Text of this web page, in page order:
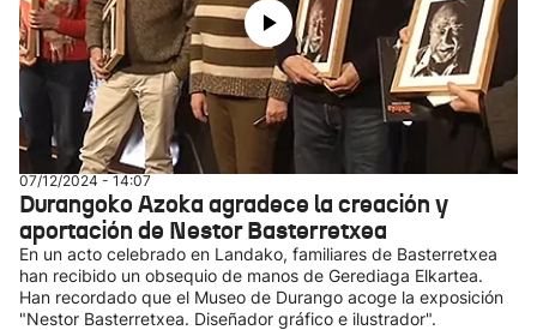
07/12/2024 - 14:07
Durangoko Azoka agradece la creación y
aportación de Nestor Basterretxea
En un acto celebrado en Landako, familiares de Basterretxea
han recibido un obsequio de manos de Gerediaga Elkartea.
Han recordado que el Museo de Durango acoge la exposición
"Nestor Basterretxea. Diseñador gráfico e ilustrador".